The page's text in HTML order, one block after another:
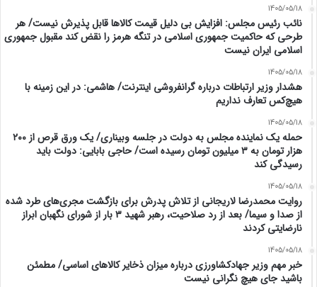
1405/05/18
نائب رئیس مجلس: افزایش بی دلیل قیمت کالاها قابل پذیرش نیست/ هر
طرحی که حاکمیت جمهوری اسلامی در تنگه هرمز را نقض کند مقبول جمهوری
اسلامی ایران نیست
1405/05/18
هشدار وزیر ارتباطات درباره گرانفروشی اینترنت/ هاشمی: در این زمینه با
هیچ‌کس تعارف نداریم
1405/05/18
حمله یک نماینده مجلس به دولت در جلسه وبیناری/ یک ورق قرص از ۲۰۰
هزار تومان به ۳ میلیون تومان رسیده است/ حاجی بابایی: دولت باید
رسیدگی کند
1405/05/18
روایت محمدرضا لاریجانی از تلاش پدرش برای بازگشت مجری‌های طرد شده
از صدا و سیما/ بعد از رد صلاحیت، رهبر شهید ۳ بار از شورای نگهبان ابراز
نارضایتی کردند
1405/05/18
خبر مهم وزیر جهادکشاورزی درباره میزان ذخایر کالاهای اساسی/ مطمئن
باشید جای هیچ نگرانی نیست